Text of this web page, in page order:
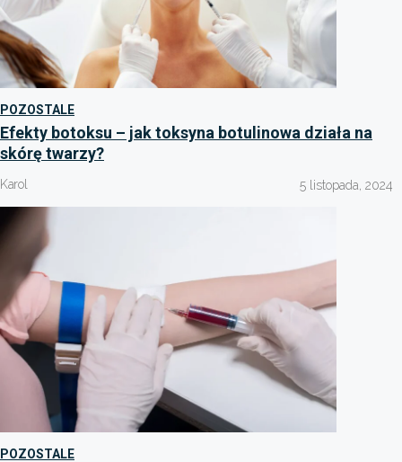
POZOSTALE
Efekty botoksu – jak toksyna botulinowa działa na
skórę twarzy?
Karol 5 listopada, 2024
POZOSTALE